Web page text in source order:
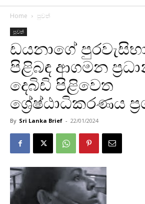
Home පුවත්
පුවත්
ඩයනාගේ
පිළිබඳ ආගමන
දෙබිඩි පිළිවෙත
ශ්‍රේෂ්ඨාධිකරණය
By Sri Lanka Brief - 22/01/2024